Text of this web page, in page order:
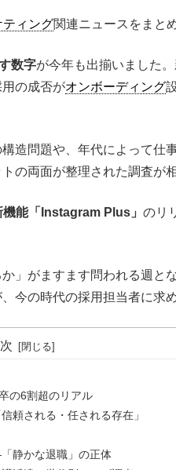
ティング関連ニュースをまと
数字が今年も出揃いました
の成否がオンボーディング
造問題や、年代によって仕
の両面が整理された調査が
能「Instagram Plus」 のリ
」がますます問われる週と
今の時代の採用担当者に求
の6割超のリアル
頼される・任される存在」
静かな退職」の正体